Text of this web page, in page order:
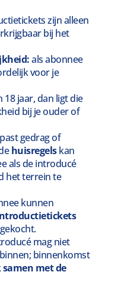
zijn alleen
bij het
als abonnee
voor je
18 jaar, dan ligt die
bij je ouder of
gedrag of
huisregels kan
als de introducé
het terrein te
mag niet
binnenkomst
samen met de